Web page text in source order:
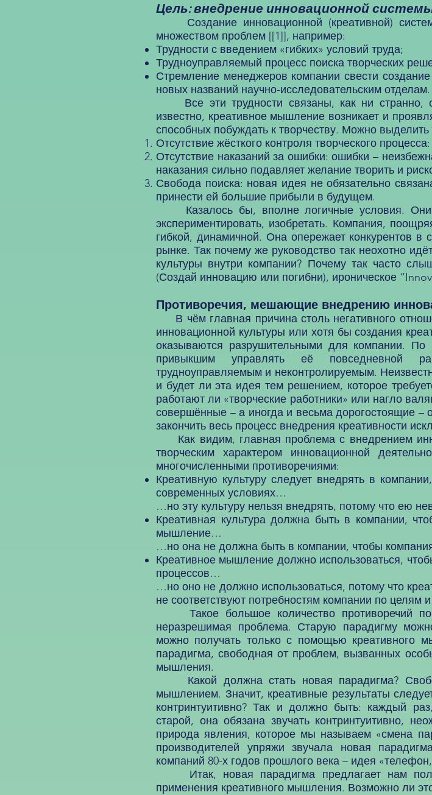
Цель: внедрение инновационной
Создание инновационной (креативной)
множеством проблем [[1]], например:
Трудности с введением «гибких» условий труда;
Трудноуправляемый процесс поиска творческих
Стремление менеджеров компании свести
новых названий научно-исследовательским отделам.
Все эти трудности связаны, как ни странно,
известно, креативное мышление возникает и
способных побуждать к творчеству. Можно
Отсутствие жёсткого контроля творческого
Отсутствие наказаний за ошибки: ошибки –
наказания сильно подавляет желание творить и
Свобода поиска: новая идея не обязательно
принести ей большие прибыли в будущем.
Казалось бы, вполне логичные условия. Они
экспериментировать, изобретать. Компания,
гибкой, динамичной. Она опережает конкурентов
рынке. Так почему же руководство так неохотно
культуры внутри компании? Почему так часто
(Создай инновацию или погибни), ироническое
Противоречия, мешающие внедрению
В чём главная причина столь негативного
инновационной культуры или хотя бы создания
оказываются разрушительными для компании.
привыкшим управлять её повседневной
трудноуправляемым и неконтролируемым.
и будет ли эта идея тем решением, которое
работают ли «творческие работники» или нагло
совершённые – а иногда и весьма дорогостоящие
закончить весь процесс внедрения креативности
Как видим, главная проблема с внедрением
творческим характером инновационной
многочисленными противоречиями:
Креативную культуру следует внедрять в
современных условиях…
…но эту культуру нельзя внедрять, потому что ею
Креативная культура должна быть в компании,
мышление…
…но она не должна быть в компании, чтобы
Креативное мышление должно использоваться,
процессов…
…но оно не должно использоваться, потому что
не соответствуют потребностям компании по целям
Такое большое количество противоречий
неразрешимая проблема. Старую парадигму
можно получать только с помощью креативного
парадигма, свободная от проблем, вызванных
мышления.
Какой должна стать новая парадигма?
мышлением. Значит, креативные результаты
контринтуитивно? Так и должно быть: каждый
старой, она обязана звучать контринтуитивно,
природа явления, которое мы называем «смена
производителей упряжи звучала новая
компаний 80-х годов прошлого века – идея
Итак, новая парадигма предлагает нам
применения креативного мышления. Возможно ли